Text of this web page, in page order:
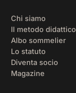
Chi siamo
Il metodo didattico
Albo sommelier
Lo statuto
Diventa socio
Magazine